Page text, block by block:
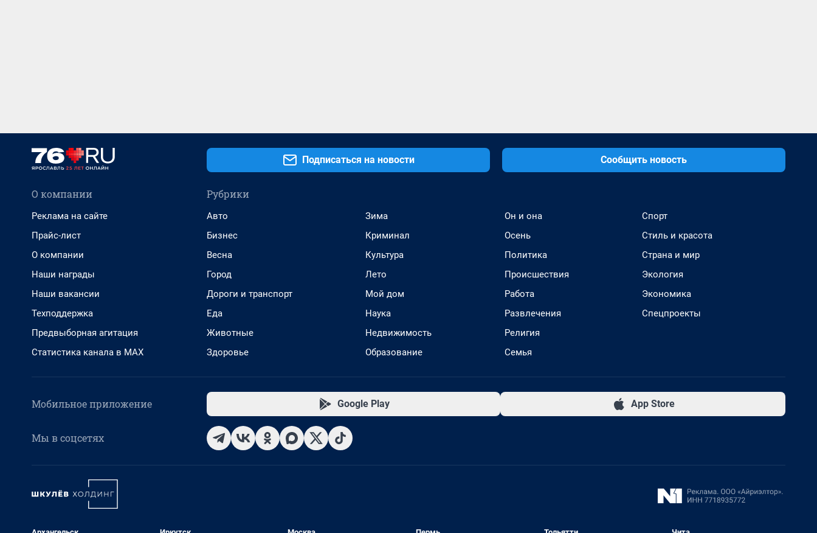
Подписаться на новости Сообщить новость
О компании
Реклама на сайте
Прайс-лист
О компании
Наши награды
Наши вакансии
Техподдержка
Предвыборная агитация
Статистика канала в MAX
Рубрики
Авто
Бизнес
Весна
Город
Дороги и транспорт
Еда
Животные
Здоровье
Зима
Криминал
Культура
Лето
Мой дом
Наука
Недвижимость
Образование
Он и она
Осень
Политика
Происшествия
Работа
Развлечения
Религия
Семья
Спорт
Стиль и красота
Страна и мир
Экология
Экономика
Спецпроекты
Мобильное приложение Google Play App Store
Мы в соцсетях